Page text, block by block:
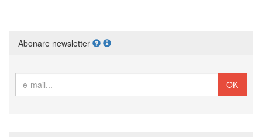
Abonare newsletter